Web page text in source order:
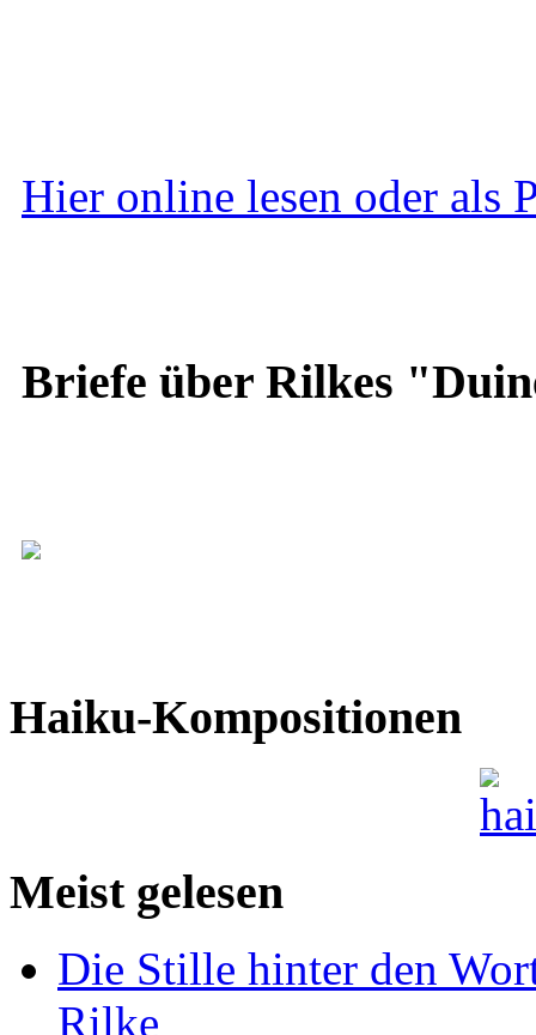
Hier online lesen oder als
Briefe über Rilkes
Haiku-Kompositionen
Meist gelesen
Die Stille hinter den
Rilke